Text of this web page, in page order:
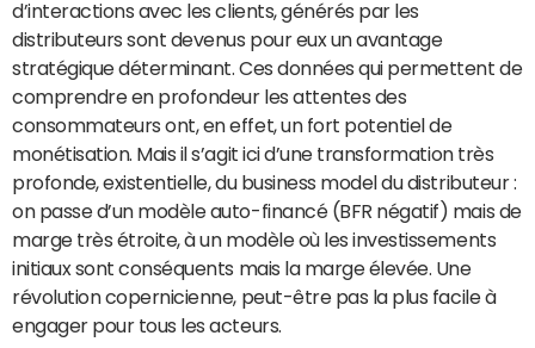
d’interactions avec les clients, générés par les
distributeurs sont devenus pour eux un avantage
stratégique déterminant. Ces données qui permettent de
comprendre en profondeur les attentes des
consommateurs ont, en effet, un fort potentiel de
monétisation. Mais il s’agit ici d’une transformation très
profonde, existentielle, du business model du distributeur :
on passe d’un modèle auto-financé (BFR négatif) mais de
marge très étroite, à un modèle où les investissements
initiaux sont conséquents mais la marge élevée. Une
révolution copernicienne, peut-être pas la plus facile à
engager pour tous les acteurs.